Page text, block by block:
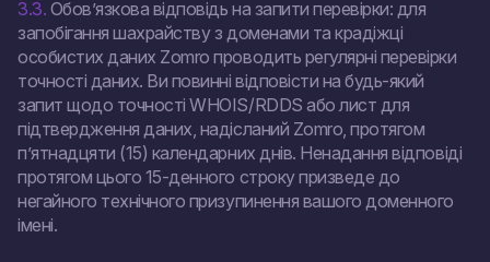
3.3. Обов’язкова відповідь на запити перевірки: для
запобігання шахрайству з доменами та крадіжці
особистих даних Zomro проводить регулярні перевірки
точності даних. Ви повинні відповісти на будь-який
запит щодо точності WHOIS/RDDS або лист для
підтвердження даних, надісланий Zomro, протягом
п’ятнадцяти (15) календарних днів. Ненадання відповіді
протягом цього 15-денного строку призведе до
негайного технічного призупинення вашого доменного
імені.